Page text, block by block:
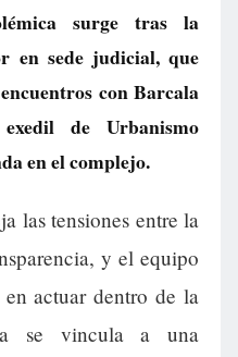
surge tras la
en sede judicial, que
con Barcala
de Urbanismo
en el complejo.
las tensiones entre la
y el equipo
actuar dentro de la
se vincula a una